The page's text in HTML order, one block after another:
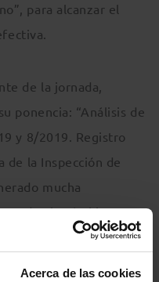
Acerca de las cookies
para alcanzar el
de la jornada,
ponencia: “Análisis de
y 8/2019. Registro
de la Inspección de
mucha
todos los ámbitos